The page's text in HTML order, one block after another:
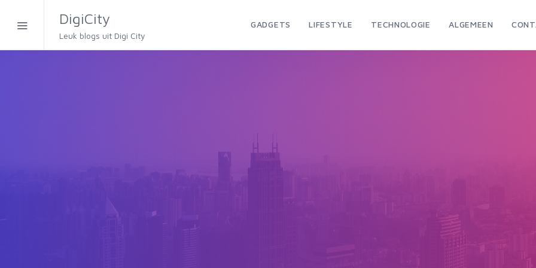
DigiCity
Leuk blogs uit Digi City
GADGETS LIFESTYLE TECHNOLOGIE ALGEMEEN